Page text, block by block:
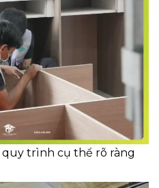
trình cụ thể rõ ràng